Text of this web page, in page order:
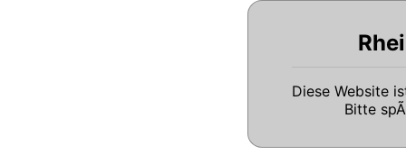
Diese Website
Bitte